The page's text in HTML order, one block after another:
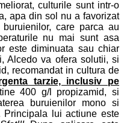
culturile sunt intr-o
apa din sol nu a favorizat
care parca au
nu mai sunt asa
este diminuata sau chiar
Alcedo va ofera solutii, si
recomandat in cultura de
tarzie, inclusiv pe
400 g/l propizamid, si
buruienilor mono si
Principala lui actiune este